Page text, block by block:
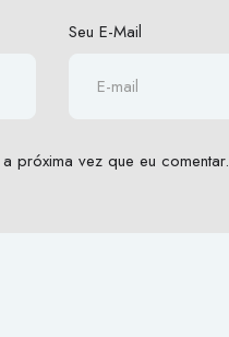
Seu E-Mail
próxima vez que eu comentar.